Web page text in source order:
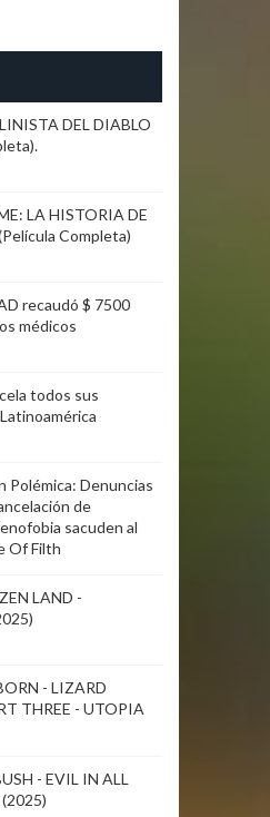
DEL DIABLO
LA HISTORIA DE
Completa)
recaudó $ 7500
médicos
todos sus
Polémica: Denuncias
de
sacuden al
Of Filth
LAND -
- LIZARD
THREE - UTOPIA
- EVIL IN ALL